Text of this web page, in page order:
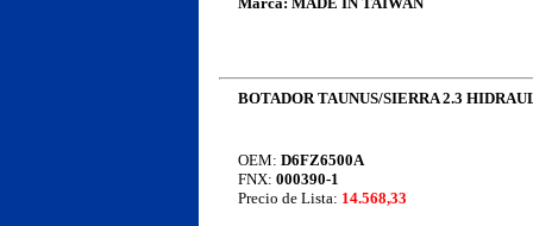
BOTADOR TAUNUS/SIERRA 2.3
OEM: D6FZ6500A
FNX: 000390-1
Precio de Lista: 14.568,33